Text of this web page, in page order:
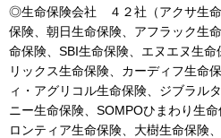
◎生命保険会社 ４２社（アクサ生
保険、朝日生命保険、アフラック生
命保険、SBI生命保険、エヌエヌ生
リックス生命保険、カーディフ生命
ィ・アグリコル生命保険、ジブラル
ニー生命保険、SOMPOひまわり生
ロンティア生命保険、大樹生命保険